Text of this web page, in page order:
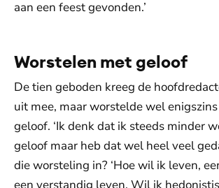
aan een feest gevonden.’
Worstelen met geloof
De tien geboden kreeg de
uit mee, maar worstelde wel
geloof. ‘Ik denk dat ik steeds minder
geloof maar heb dat wel heel veel
die worsteling in? ‘Hoe wil ik leven,